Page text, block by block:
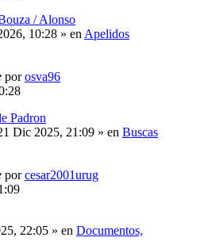
/ Alonso
10:28 » en Apelidos
porosva96
Padron
Dic 2025, 21:09 » en Buscas
porcesar2001urug
22:05 » en Documentos,